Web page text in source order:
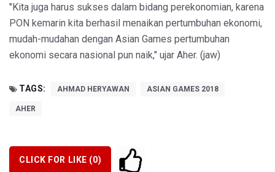
"Kita juga harus sukses dalam bidang perekonomian, karena
PON kemarin kita berhasil menaikan pertumbuhan ekonomi,
mudah-mudahan dengan Asian Games pertumbuhan
ekonomi secara nasional pun naik," ujar Aher. (jaw)
TAGS: AHMAD HERYAWAN ASIAN GAMES 2018
AHER
CLICK FOR LIKE (0)